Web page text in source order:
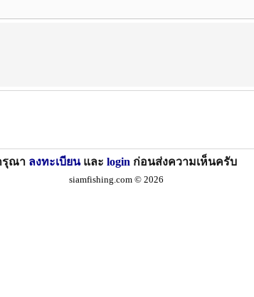
รุณา ลงทะเบียนและ login ก่อนส่งความเห็นครับ
siamfishing.com © 2026